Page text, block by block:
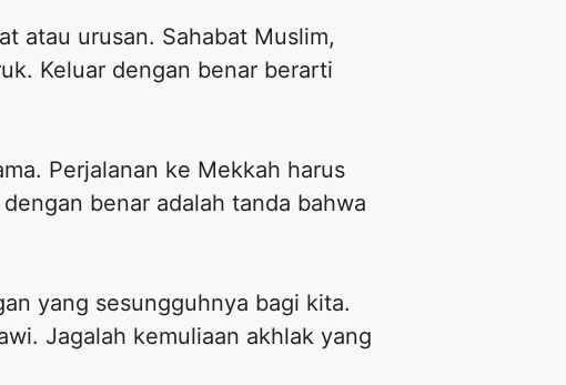
atau urusan. Sahabat Muslim,
Keluar dengan benar berarti
Perjalanan ke Mekkah harus
benar adalah tanda bahwa
yang sesungguhnya bagi kita.
Jagalah kemuliaan akhlak yang